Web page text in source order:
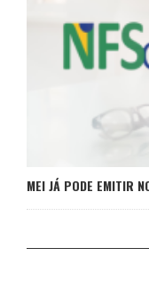
MEI JÁ PODE EMITIR